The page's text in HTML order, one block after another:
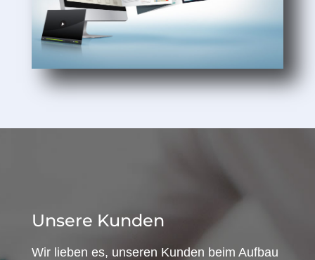
Unsere Kunden
Wir lieben es, unseren Kunden beim Aufbau